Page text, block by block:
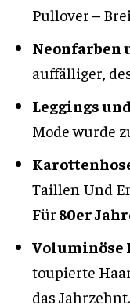
Pullover –
Neonfarben
auffälliger,
Leggings
Mode wurde
Taillen Und
Für 80er
Voluminöse
toupierte
das Jahrzehnt.